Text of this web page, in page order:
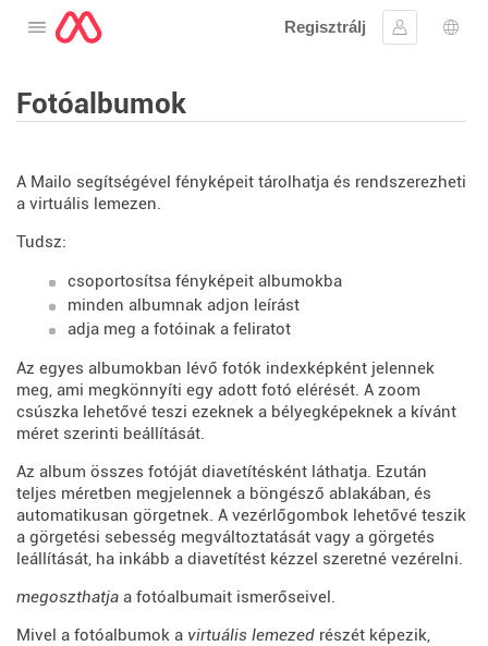
Nyissa meg a menüt
Regisztrálj
Fotóalbumok
A Mailo segítségével fényképeit tárolhatja és rendszerezheti
a virtuális lemezen.
Tudsz:
csoportosítsa fényképeit albumokba
minden albumnak adjon leírást
adja meg a fotóinak a feliratot
Az egyes albumokban lévő fotók indexképként jelennek
meg, ami megkönnyíti egy adott fotó elérését. A zoom
csúszka lehetővé teszi ezeknek a bélyegképeknek a kívánt
méret szerinti beállítását.
Az album összes fotóját diavetítésként láthatja. Ezután
teljes méretben megjelennek a böngésző ablakában, és
automatikusan görgetnek. A vezérlőgombok lehetővé teszik
a görgetési sebesség megváltoztatását vagy a görgetés
leállítását, ha inkább a diavetítést kézzel szeretné vezérelni.
megoszthatja a fotóalbumait ismerőseivel.
Mivel a fotóalbumok a virtuális lemezed részét képezik,